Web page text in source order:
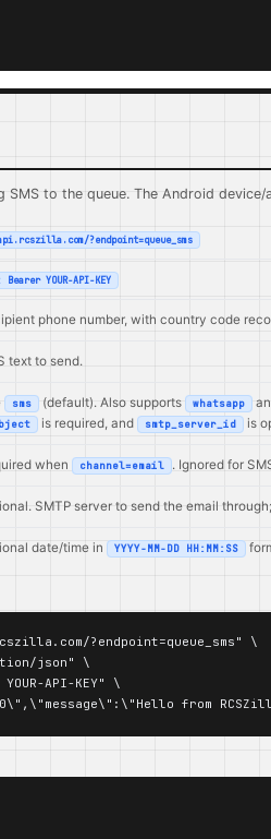
SMS to the queue. The Android
?endpoint=queue_sms
YOUR-API-KEY
phone number, with country code
text to send.
sms (default). Also supports whatsapp
is required, and smtp_server_id is
when channel=email . Ignored for
SMTP server to send the email
date/time in YYYY-MM-DD HH:MM:SS
?endpoint=queue_sms" \
json" \
YOUR-API-KEY" \
from